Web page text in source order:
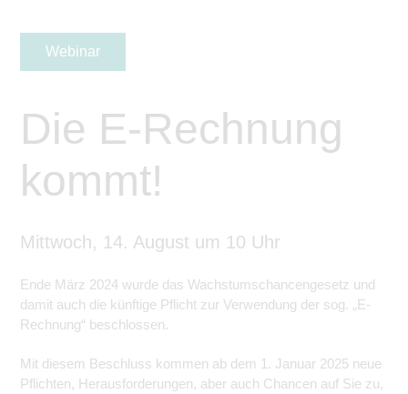
Webinar
Die E-Rechnung
kommt!
Mittwoch, 14. August um 10 Uhr
Ende März 2024 wurde das Wachstumschancengesetz und
damit auch die künftige Pflicht zur Verwendung der sog. „E-
Rechnung“ beschlossen.
Mit diesem Beschluss kommen ab dem 1. Januar 2025 neue
Pflichten, Herausforderungen, aber auch Chancen auf Sie zu,